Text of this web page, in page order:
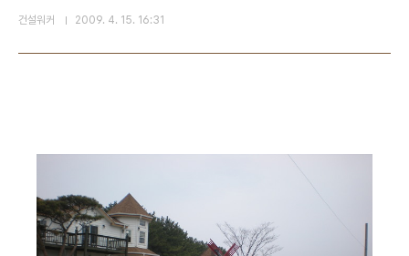
건설워커 2009. 4. 15. 16:31